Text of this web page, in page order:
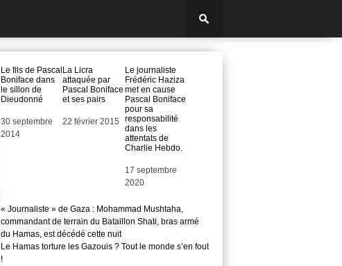
Le fils de Pascal
Boniface dans
le sillon de
Dieudonné
Date
30 septembre
2014
La Licra
attaquée par
Pascal Boniface
et ses pairs
Date
22 février 2015
Le journaliste
Frédéric Haziza
met en cause
Pascal Boniface
pour sa
responsabilité
dans les
attentats de
Charlie Hebdo.
Date
17 septembre
2020
« Journaliste » de Gaza : Mohammad Mushtaha,
commandant de terrain du Bataillon Shati, bras armé
du Hamas, est décédé cette nuit
Le Hamas torture les Gazouis ? Tout le monde s’en fout
!